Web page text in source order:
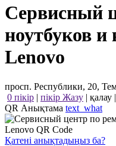
Сервисный
ноутбуков
Lenovo
просп. Республики, 20,
0 пікір | пікір Жазу | қалау |
QR Анықтама text_what
Қатені анықтадыңыз ба?